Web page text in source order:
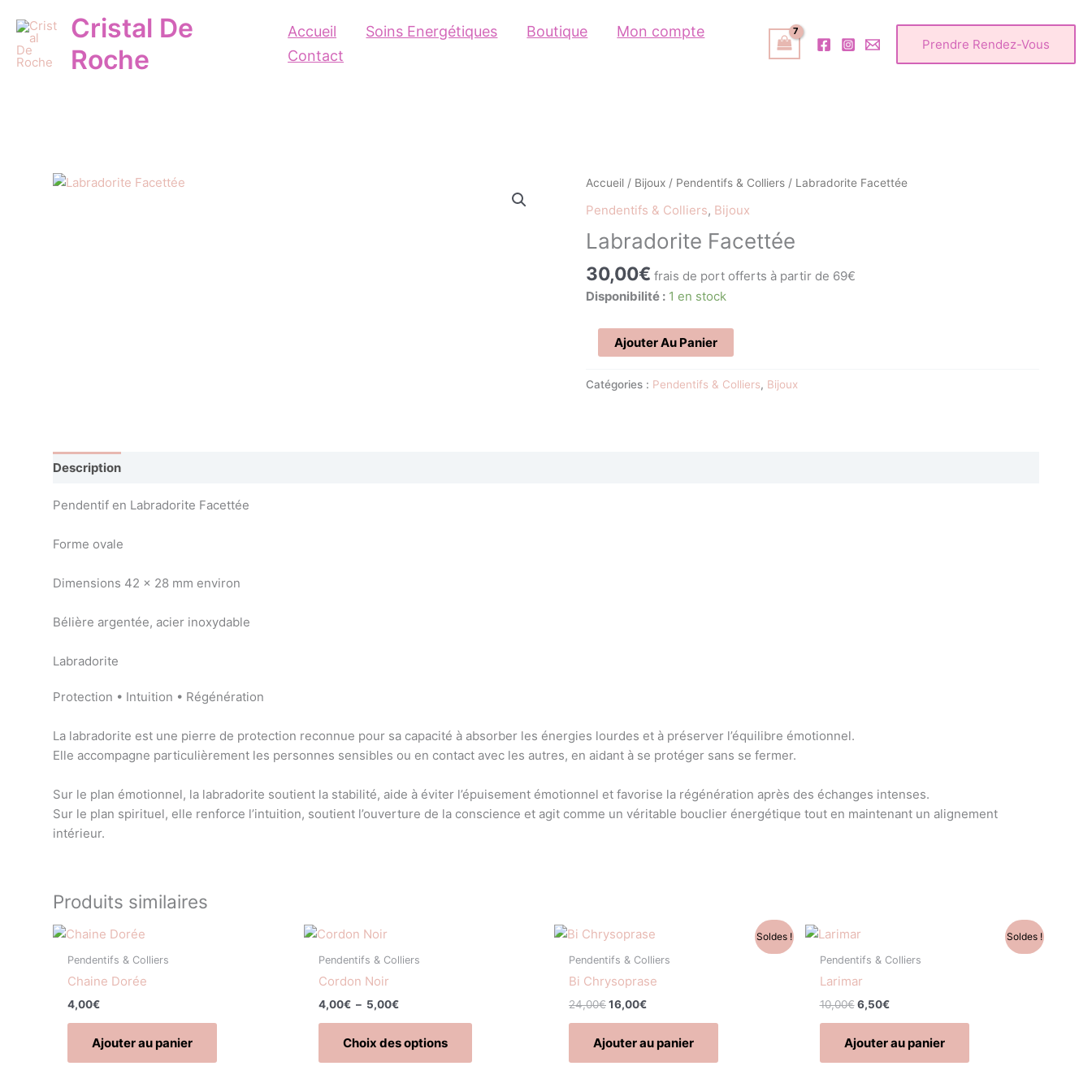
contenu
Cristal De
Roche
Accueil Soins Energétiques Boutique
Mon compte
Contact
Prendre Rendez-Vous
Accueil/ Bijoux/ Pendentifs & Colliers/ Labradorite Facettée
Pendentifs & Colliers, Bijoux
Labradorite Facettée
30,00€ frais de port offerts à partir de 69€
Disponibilité : 1 en stock
quantité
Facettée
Ajouter Au Panier
Catégories : Pendentifs & Colliers, Bijoux
Description
Pendentif en Labradorite Facettée
Forme ovale
Dimensions 42 x 28 mm environ
Bélière argentée, acier inoxydable
Labradorite
Protection • Intuition • Régénération
La labradorite est une pierre de protection reconnue pour sa capacité à absorber les énergies lourdes et à préserver l’équilibre émotionnel.
Elle accompagne particulièrement les personnes sensibles ou en contact avec les autres, en aidant à se protéger sans se fermer.
Sur le plan émotionnel, la labradorite soutient la stabilité, aide à éviter l’épuisement émotionnel et favorise la régénération après des échanges intenses.
Sur le plan spirituel, elle renforce l’intuition, soutient l’ouverture de la conscience et agit comme un véritable bouclier énergétique tout en maintenant un alignement
intérieur.
Produits similaires
Pendentifs & Colliers
Chaine Dorée
4,00€
Ajouter au panier
Pendentifs & Colliers
Cordon Noir
4,00€ – 5,00€
prix :
5,00€
Choix des options
Soldes !
Pendentifs & Colliers
Bi Chrysoprase
24,00€
Le
prix
initial
24,00€.
16,00€
Le
actuel
16,00€.
Ajouter au panier
Soldes !
Pendentifs & Colliers
Larimar
10,00€
Le
initial
10,00€.
6,50€
actuel
Ajouter au panier